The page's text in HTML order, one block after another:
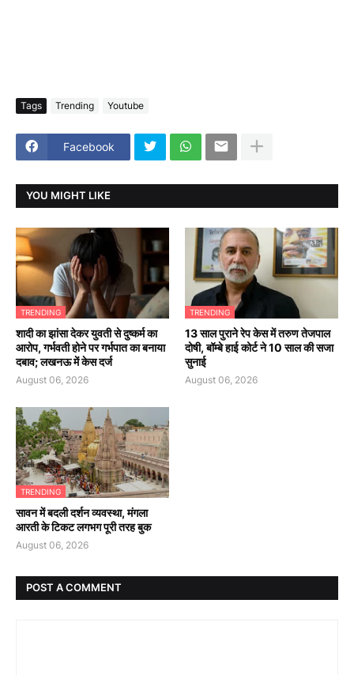
Tags Trending Youtube
Facebook
YOU MIGHT LIKE
TRENDING
शादी का झांसा देकर युवती से दुष्कर्म का
आरोप, गर्भवती होने पर गर्भपात का बनाया
दबाव; लखनऊ में केस दर्ज
August 06, 2026
TRENDING
13 साल पुराने रेप केस में तरुण तेजपाल
दोषी, बॉम्बे हाई कोर्ट ने 10 साल की सजा
सुनाई
August 06, 2026
TRENDING
सावन में बदली दर्शन व्यवस्था, मंगला
आरती के टिकट लगभग पूरी तरह बुक
August 06, 2026
POST A COMMENT